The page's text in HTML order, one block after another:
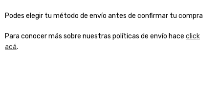
Podes elegir tu método de envío antes de confirmar tu compra
Para conocer más sobre nuestras políticas de envío hace click
acá.